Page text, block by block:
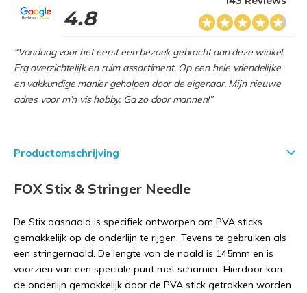
4.8
“Vandaag voor het eerst een bezoek gebracht aan deze winkel.
Erg overzichtelijk en ruim assortiment. Op een hele vriendelijke
en vakkundige manier geholpen door de eigenaar. Mijn nieuwe
adres voor m’n vis hobby. Ga zo door mannen!”
Productomschrijving
FOX Stix & Stringer Needle
De Stix aasnaald is specifiek ontworpen om PVA sticks
gemakkelijk op de onderlijn te rijgen. Tevens te gebruiken als
een stringernaald. De lengte van de naald is 145mm en is
voorzien van een speciale punt met scharnier. Hierdoor kan
de onderlijn gemakkelijk door de PVA stick getrokken worden